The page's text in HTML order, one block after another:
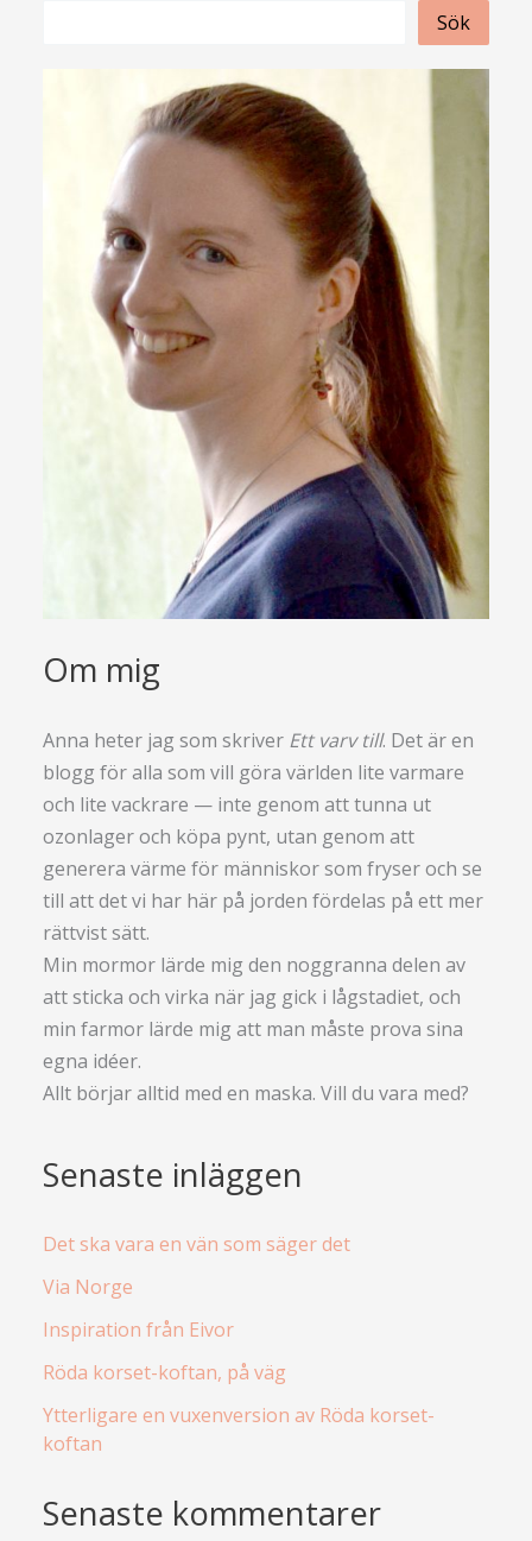
Sök
Om mig
Anna heter jag som skriver Ett varv till. Det är en
blogg för alla som vill göra världen lite varmare
och lite vackrare — inte genom att tunna ut
ozonlager och köpa pynt, utan genom att
generera värme för människor som fryser och se
till att det vi har här på jorden fördelas på ett mer
rättvist sätt.
Min mormor lärde mig den noggranna delen av
att sticka och virka när jag gick i lågstadiet, och
min farmor lärde mig att man måste prova sina
egna idéer.
Allt börjar alltid med en maska. Vill du vara med?
Senaste inläggen
Det ska vara en vän som säger det
Via Norge
Inspiration från Eivor
Röda korset-koftan, på väg
Ytterligare en vuxenversion av Röda korset-
koftan
Senaste kommentarer